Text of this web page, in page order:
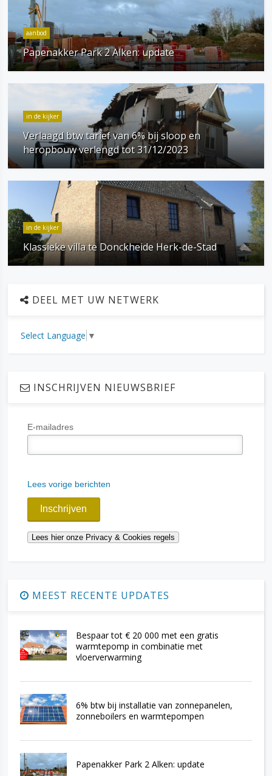
aanbod
Papenakker Park 2 Alken: update
in de kijker
Verlaagd btw tarief van 6% bij sloop en
heropbouw verlengd tot 31/12/2023
in de kijker
Klassieke villa te Donckheide Herk-de-Stad
DEEL MET UW NETWERK
Select Language ▼
INSCHRIJVEN NIEUWSBRIEF
E-mailadres
Lees vorige berichten
MEEST RECENTE UPDATES
Bespaar tot € 20 000 met een gratis
warmtepomp in combinatie met
vloerverwarming
6% btw bij installatie van zonnepanelen,
zonneboilers en warmtepompen
Papenakker Park 2 Alken: update